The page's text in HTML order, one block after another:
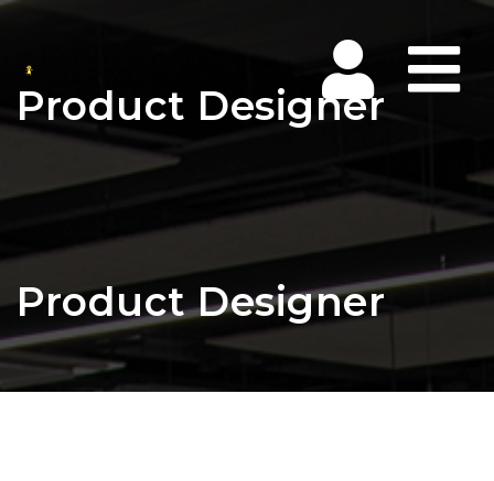
Product Designer
Product Designer